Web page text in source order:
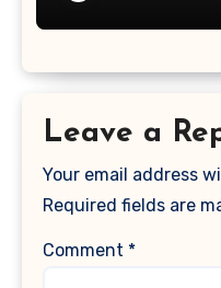
Leave a
Your email address
Required fields are
Comment *